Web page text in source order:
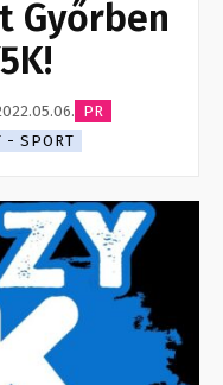
Győrben
PR
- SPORT